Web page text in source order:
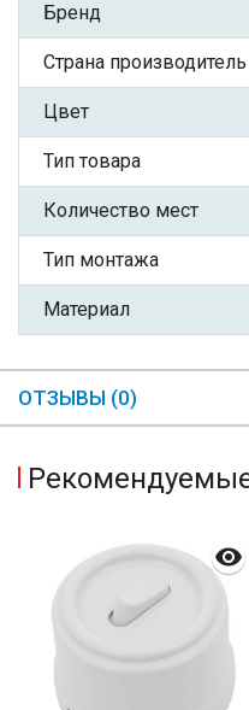
Бренд
Страна производитель
Цвет
Тип товара
Количество мест
Тип монтажа
Материал
ОТЗЫВЫ (0)